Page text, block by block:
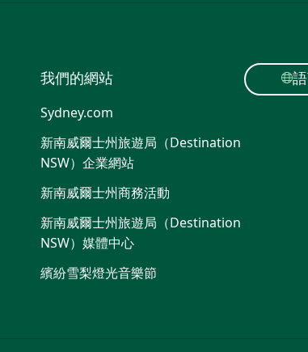
我們的網站
Sydney.com
新南威爾士州旅遊局（Destination
NSW）企業網站
新南威爾士州商務活動
新南威爾士州旅遊局（Destination
NSW）媒體中心
繽紛雪梨燈光音樂節